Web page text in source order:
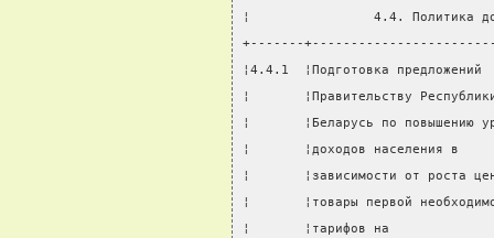
¦                4.4. Политика
+-------
¦4.4.1  ¦Подготовка
¦       ¦Правительству
¦       ¦Беларусь по повышению
¦       ¦доходов населения в
¦       ¦зависимости от
¦       ¦товары первой
¦       ¦тарифов на